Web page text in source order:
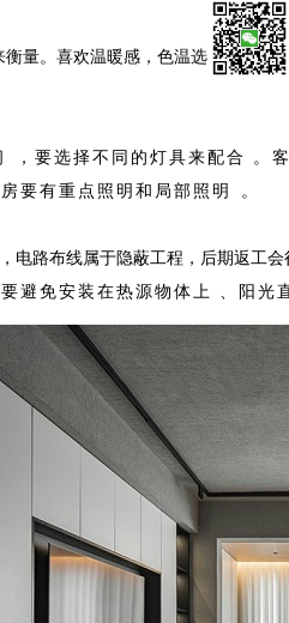
。喜欢温暖感，色温选择3000k
，要选择不同的灯具来配合。客
房要有重点照明和局部照明。
路布线属于隐蔽工程，后期返工会
避免安装在热源物体上、阳光
微信扫一扫